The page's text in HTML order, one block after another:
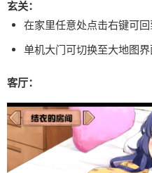
玄关：
在家里任意处点击右键可回
单机大门可切换至大地图界
客厅：